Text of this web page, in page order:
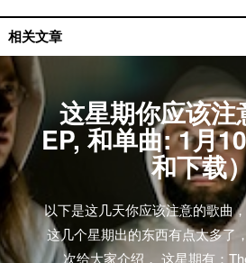
相关文章
这星期你应该注
EP, 和单曲: 1月
和下载
以下是这几天你应该注意的歌曲
这几个星期出的东西有点太多了
次给大家介绍， 这星期有：
单曲推荐